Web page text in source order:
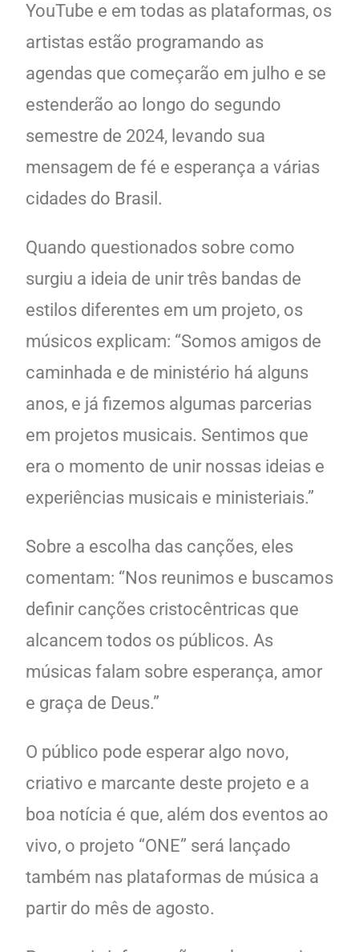
YouTube e em todas as plataformas, os
artistas estão programando as
agendas que começarão em julho e se
estenderão ao longo do segundo
semestre de 2024, levando sua
mensagem de fé e esperança a várias
cidades do Brasil.
Quando questionados sobre como
surgiu a ideia de unir três bandas de
estilos diferentes em um projeto, os
músicos explicam: “Somos amigos de
caminhada e de ministério há alguns
anos, e já fizemos algumas parcerias
em projetos musicais. Sentimos que
era o momento de unir nossas ideias e
experiências musicais e ministeriais.”
Sobre a escolha das canções, eles
comentam: “Nos reunimos e buscamos
definir canções cristocêntricas que
alcancem todos os públicos. As
músicas falam sobre esperança, amor
e graça de Deus.”
O público pode esperar algo novo,
criativo e marcante deste projeto e a
boa notícia é que, além dos eventos ao
vivo, o projeto “ONE” será lançado
também nas plataformas de música a
partir do mês de agosto.